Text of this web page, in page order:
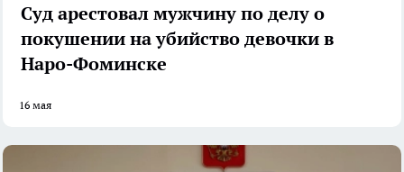
Суд арестовал мужчину по делу о
покушении на убийство девочки в
Наро-Фоминске
16 мая